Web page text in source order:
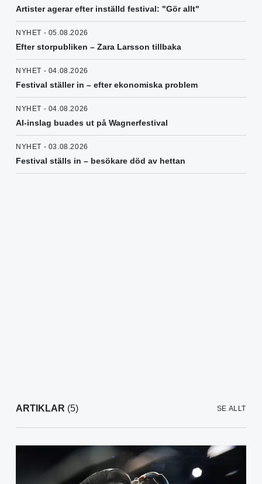
Artister agerar efter inställd festival: "Gör allt"
NYHET - 05.08.2026
Efter storpubliken – Zara Larsson tillbaka
NYHET - 04.08.2026
Festival ställer in – efter ekonomiska problem
NYHET - 04.08.2026
AI-inslag buades ut på Wagnerfestival
NYHET - 03.08.2026
Festival ställs in – besökare död av hettan
ARTIKLAR (5) SE ALLT